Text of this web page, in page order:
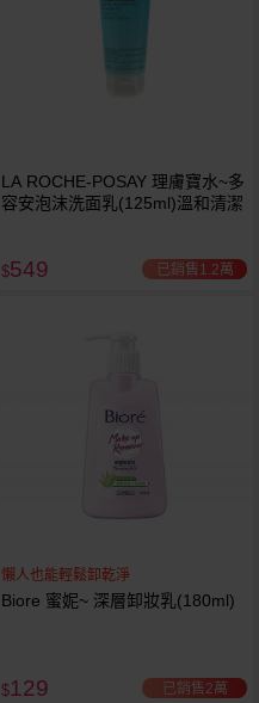
LA ROCHE-POSAY 理膚寶水~多
容安泡沫洗面乳(125ml)溫和清潔
$549 已銷售1.2萬
懶人也能輕鬆卸乾淨
Biore 蜜妮~ 深層卸妝乳(180ml)
$129 已銷售2萬